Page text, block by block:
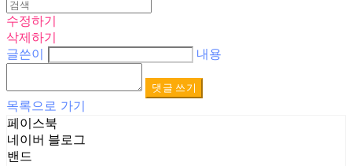
수정하기
삭제하기
글쓴이
내용
댓글 쓰기
목록으로 가기
페이스북
네이버 블로그
밴드